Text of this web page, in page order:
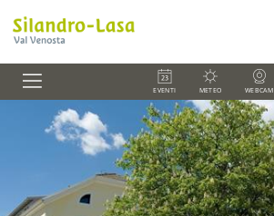
EVENTI METEO WEBCAM